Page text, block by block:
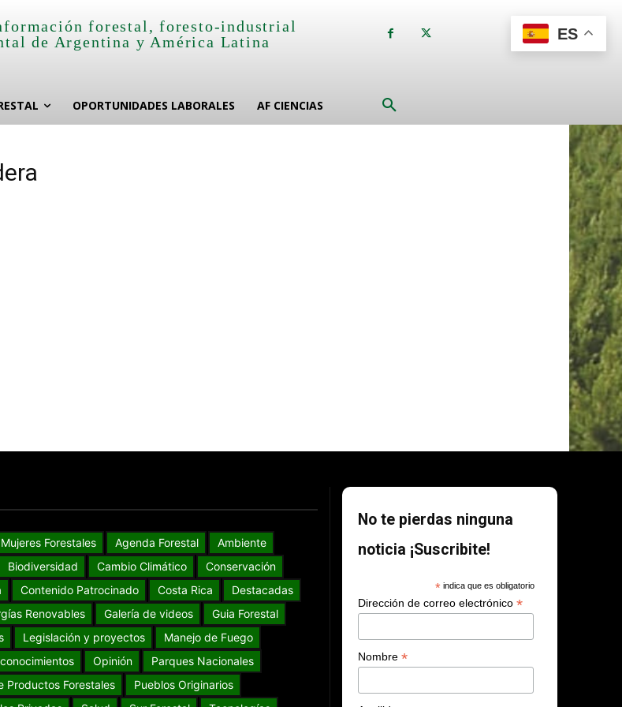
forestal, foresto-industrial
de Argentina y América Latina
OPORTUNIDADES LABORALES AF CIENCIAS
Forestales Agenda Forestal
Ambiente
Biodiversidad Cambio Climático
Conservación
Contenido Patrocinado Costa Rica
Destacadas
Renovables Galería de videos
Guia Forestal
Legislación y proyectos
Manejo de Fuego
Opinión
Parques Nacionales
Productos Forestales
Pueblos Originarios
No te pierdas ninguna
noticia ¡Suscribite!
*indica que es obligatorio
Dirección de correo electrónico*
Nombre*
ES